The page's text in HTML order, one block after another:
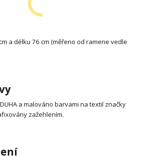
a délku 76 cm (měřeno od ramene vedle
a malováno barvami na textil značky
zažehlením.